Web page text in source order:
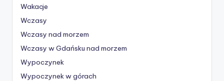
Wakacje
Wczasy
Wczasy nad morzem
Wczasy w Gdańsku nad morzem
Wypoczynek
Wypoczynek w górach